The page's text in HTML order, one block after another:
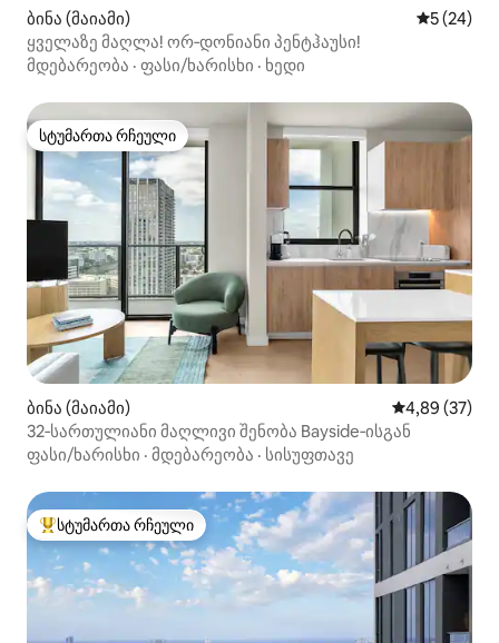
ბინა (მაიამი) საშუალო
5 (24)
ყველაზე მაღლა! ორ‑დონიანი პენტჰაუსი!
მდებარეობა · ფასი/ხარისხი · ხედი
სტუმართა რჩეული
სტუმართა რჩეული
ბინა (მაიამი) საშუალო
4,89 (37)
32‑სართულიანი მაღლივი შენობა Bayside‑ისგან
ფასი/ხარისხი · მდებარეობა · სისუფთავე
სტუმართა რჩეული მოწინავე ვარიანტი
სტუმართა რჩეული